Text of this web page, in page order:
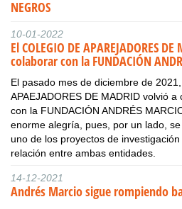
NEGROS
10-01-2022
El COLEGIO DE APAREJADORES
colaborar con la FUNDACIÓN
El pasado mes de diciembre de
APAEJADORES DE MADRID volvió
con la FUNDACIÓN ANDRÉS
enorme alegría, pues, por un lado,
uno de los proyectos de
relación entre ambas entidades.
14-12-2021
Andrés Marcio sigue rompiendo